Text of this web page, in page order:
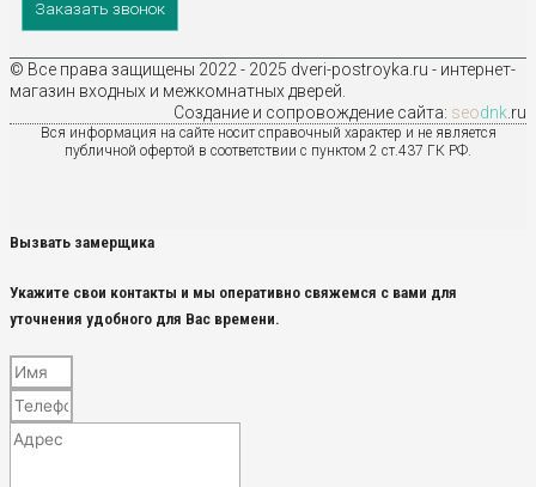
Заказать звонок
© Все права защищены 2022 - 2025 dveri-postroyka.ru - интернет-
магазин входных и межкомнатных дверей.
Создание и сопровождение сайта: seodnk .ru
Вся информация на сайте носит справочный характер и не является
публичной офертой в соответствии с пунктом 2 ст.437 ГК РФ.
Вызвать замерщика
Укажите свои контакты и мы оперативно свяжемся с вами для
уточнения удобного для Вас времени.